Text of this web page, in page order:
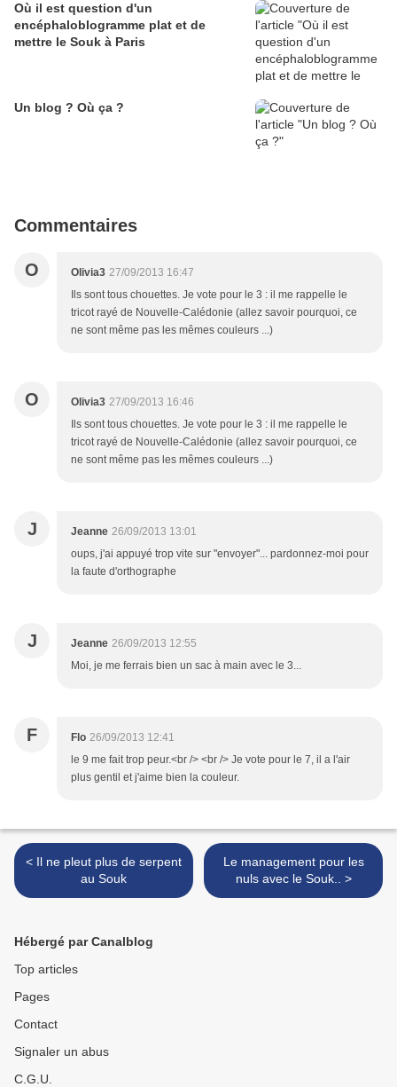
Où il est question d'un
encéphaloblogramme plat et de
mettre le Souk à Paris
Un blog ? Où ça ?
Commentaires
O Olivia3 27/09/2013 16:47
Ils sont tous chouettes. Je vote pour le 3 : il me rappelle le
tricot rayé de Nouvelle-Calédonie (allez savoir pourquoi, ce
ne sont même pas les mêmes couleurs ...)
O Olivia3 27/09/2013 16:46
Ils sont tous chouettes. Je vote pour le 3 : il me rappelle le
tricot rayé de Nouvelle-Calédonie (allez savoir pourquoi, ce
ne sont même pas les mêmes couleurs ...)
J Jeanne 26/09/2013 13:01
oups, j'ai appuyé trop vite sur "envoyer"... pardonnez-moi pour
la faute d'orthographe
J Jeanne 26/09/2013 12:55
Moi, je me ferrais bien un sac à main avec le 3...
F Flo 26/09/2013 12:41
le 9 me fait trop peur.<br /> <br /> Je vote pour le 7, il a l'air
plus gentil et j'aime bien la couleur.
< Il ne pleut plus de serpent
au Souk
Le management pour les
nuls avec le Souk.. >
Hébergé par Canalblog
Top articles
Pages
Contact
Signaler un abus
C.G.U.